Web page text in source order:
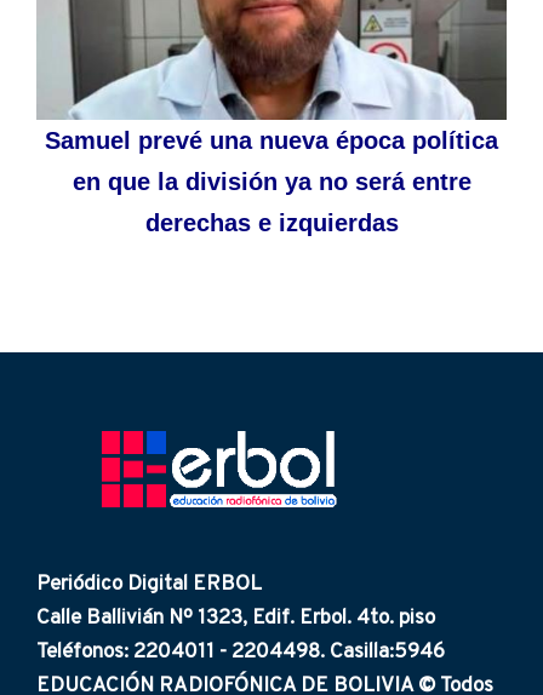
Samuel prevé una nueva época política
en que la división ya no será entre
derechas e izquierdas
Periódico Digital ERBOL
Calle Ballivián Nº 1323, Edif. Erbol. 4to. piso
Teléfonos: 2204011 - 2204498. Casilla:5946
EDUCACIÓN RADIOFÓNICA DE BOLIVIA © Todos